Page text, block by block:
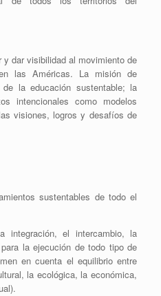
y dar visibilidad al movimiento de
las Américas. La misión de
la educación sustentable; la
intencionales como modelos
visiones, logros y desafíos de
sustentables de todo el
integración, el intercambio, la
la ejecución de todo tipo de
en cuenta el equilibrio entre
la ecológica, la económica,